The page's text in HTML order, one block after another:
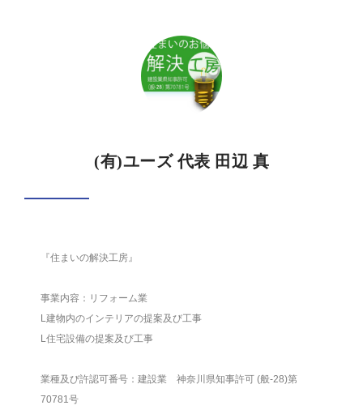
(有)ユーズ 代表 田辺 真
『住まいの解決工房』
事業内容：リフォーム業
L建物内のインテリアの提案及び工事
L住宅設備の提案及び工事
業種及び許認可番号：建設業 神奈川県知事許可 (般-28)第
70781号